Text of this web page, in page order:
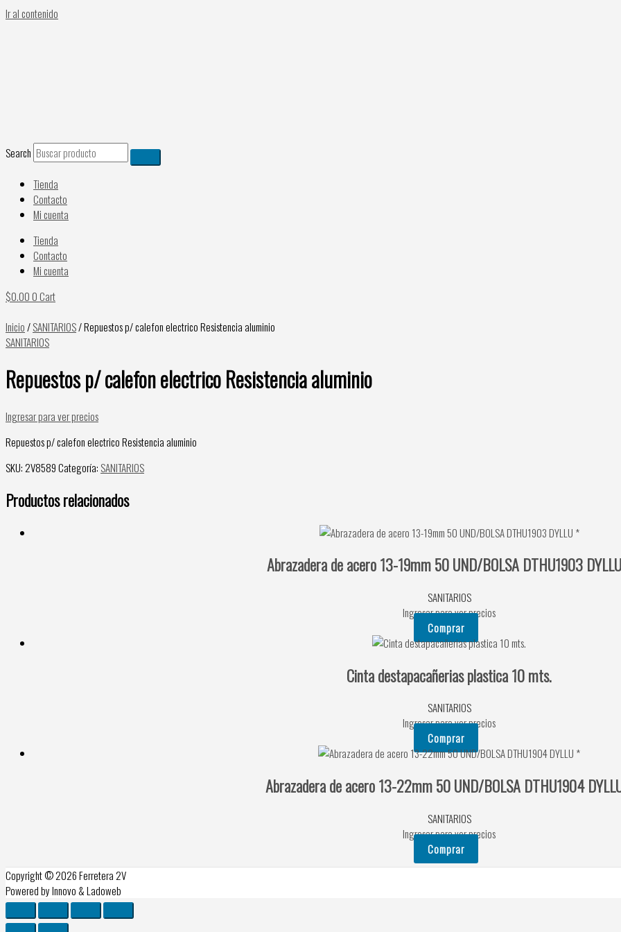
Ir al contenido
Search
Tienda
Contacto
Mi cuenta
Tienda
Contacto
Mi cuenta
$0.000Cart
Inicio/SANITARIOS/ Repuestos p/ calefon electrico Resistencia aluminio
SANITARIOS
Repuestos p/ calefon electrico Resistencia aluminio
Ingresar para ver precios
Repuestos p/ calefon electrico Resistencia aluminio
SKU: 2V8589Categoría: SANITARIOS
Productos relacionados
Abrazadera de acero 13-19mm 50 UND/BOLSA DTHU1903
SANITARIOS
Ingresar para ver precios
Comprar
Cinta destapacañerias plastica 10 mts.
SANITARIOS
Ingresar para ver precios
Comprar
Abrazadera de acero 13-22mm 50 UND/BOLSA DTHU1904
SANITARIOS
Ingresar para ver precios
Comprar
Copyright © 2026Ferretera 2V
Powered by Innovo & Ladoweb